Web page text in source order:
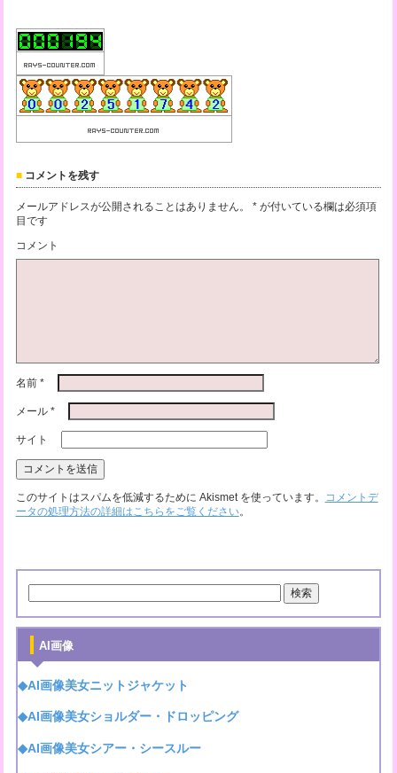
コメントを残す
メールアドレスが公開されることはありません。 *が付いている欄は必須項
目です
コメント
名前 *
メール *
サイト
このサイトはスパムを低減するために Akismet を使っています。
コメントデ
ータの処理方法の詳細はこちらをご覧ください。
AI画像
◆AI画像美女ニットジャケット
◆AI画像美女ショルダー・ドロッピング
◆AI画像美女シアー・シースルー